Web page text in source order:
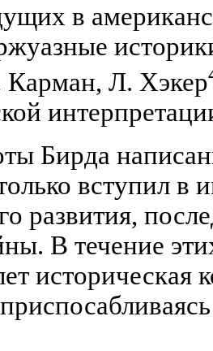
в
Карман, Л. Хэкер
Бирда
вступил в
развития,
В течение
историческая